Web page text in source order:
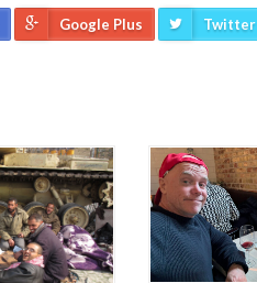
Google Plus Twitter